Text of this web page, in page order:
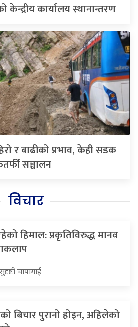
कार्यालय स्थानान्तरण
र बाढीको प्रभाव, केही सडक
सञ्चालन
विचार
हिमाल: प्रकृतिविरुद्ध मानव
सुदृष्टी चापागाई
बिचार पुरानो होइन, अहिलेको